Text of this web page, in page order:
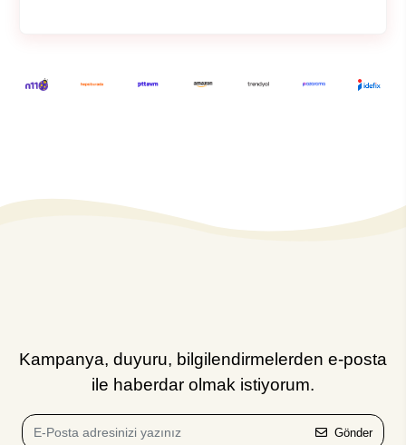
Kampanya, duyuru, bilgilendirmelerden e-posta
ile haberdar olmak istiyorum.
Gönder